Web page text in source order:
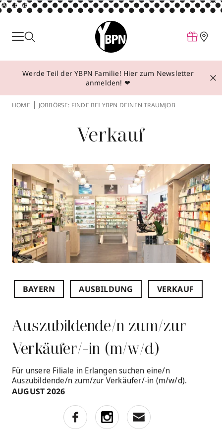
ANZEIGE
Parfum
Make-up
Behandlungen
Über YBPN
Aktionen
Storefinder
Werde Teil der YBPN Familie! Hier zum Newsletter
anmelden! ❤
HOME JOBBÖRSE: FINDE BEI YBPN DEINEN TRAUMJOB
Verkauf
BAYERN AUSBILDUNG VERKAUF
Auszubildende/n zum/zur
Verkäufer/-in (m/w/d)
Für unsere Filiale in Erlangen suchen eine/n
Auszubildende/n zum/zur Verkäufer/-in (m/w/d).
AUGUST 2026